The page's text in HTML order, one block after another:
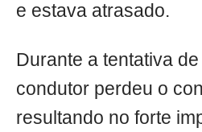
e estava atrasado.
Durante a tentativa
condutor perdeu o
resultando no forte